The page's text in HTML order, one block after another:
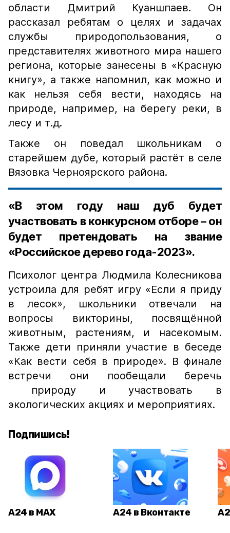
области Дмитрий Куаншпаев. Он
рассказал ребятам о целях и задачах
службы природопользования, о
представителях животного мира нашего
региона, которые занесены в «Красную
книгу», а также напомнил, как можно и
как нельзя себя вести, находясь на
природе, например, на берегу реки, в
лесу и т.д.
Также он поведал школьникам о
старейшем дубе, который растёт в селе
Вязовка Черноярского района.
«В этом году наш дуб будет
участвовать в конкурсном отборе – он
будет претендовать на звание
«Российское дерево года-2023».
Психолог центра Людмила Колесникова
устроила для ребят игру «Если я приду
в лесок», школьники отвечали на
вопросы викторины, посвящённой
животным, растениям, и насекомым.
Также дети приняли участие в беседе
«Как вести себя в природе». В финале
встречи они пообещали беречь
природу и участвовать в
экологических акциях и мероприятиях.
Подпишись!
А24 в MAX А24 в Вконтакте